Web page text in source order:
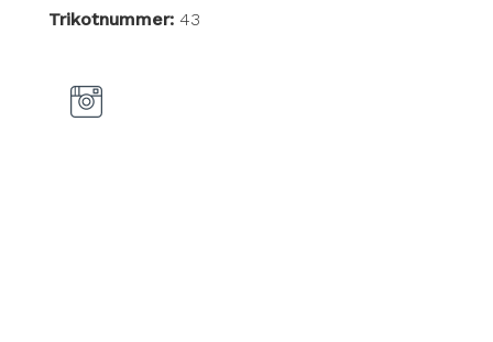
Trikotnummer: 43